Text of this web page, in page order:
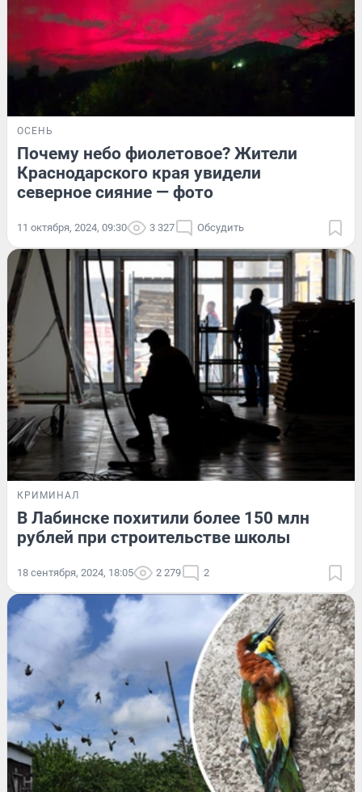
ОСЕНЬ
Почему небо фиолетовое? Жители
Краснодарского края увидели
северное сияние — фото
11 октября, 2024, 09:30 3 327 Обсудить
КРИМИНАЛ
В Лабинске похитили более 150 млн
рублей при строительстве школы
18 сентября, 2024, 18:05 2 279 2